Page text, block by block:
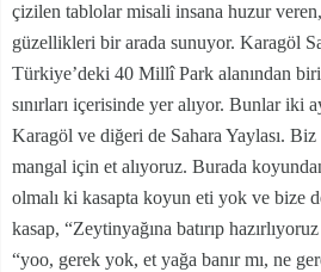
çizilen tablolar misali insana huzur
güzellikleri bir arada sunuyor. Karagöl
Türkiye’deki 40 Millî Park alanından
sınırları içerisinde yer alıyor. Bunlar iki
Karagöl ve diğeri de Sahara Yaylası. Biz
mangal için et alıyoruz. Burada
olmalı ki kasapta koyun eti yok ve bize
kasap, “Zeytinyağına batırıp
“yoo, gerek yok, et yağa banır mı, ne